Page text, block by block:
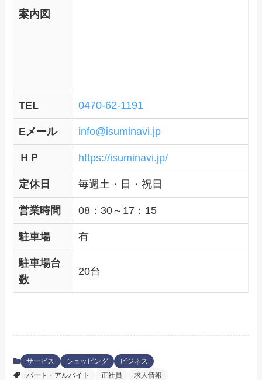
案内図
TEL 0470-62-1191
Eメール info@isuminavi.jp
ＨＰ https://isuminavi.jp/
定休日 毎週土・日・祝日
営業時間 08：30～17：15
駐車場 有
駐車場台
数
20台
サービス ショッピング
ビジネス
パート・アルバイト
正社員 求人情報